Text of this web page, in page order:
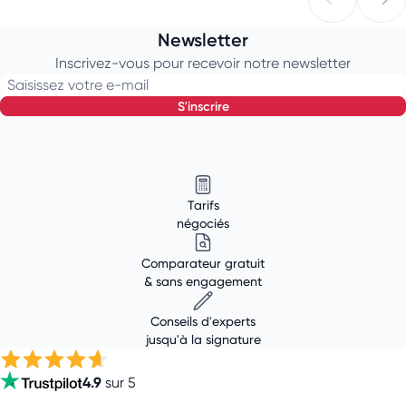
Newsletter
Inscrivez-vous pour recevoir notre newsletter
Saisissez votre e-mail
s'inscrire
Tarifs
négociés
Comparateur gratuit
& sans engagement
Conseils d'experts
jusqu'à la signature
4.9 sur 5